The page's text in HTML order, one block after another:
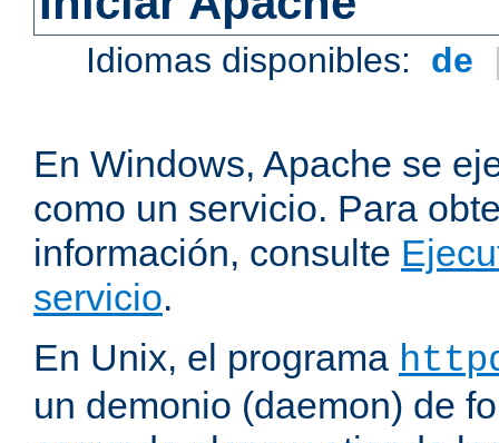
Idiomas disponibles: de
En Windows, Apache se
como un servicio. Para
información, consulte
servicio.
En Unix, el programa
un demonio (daemon) de